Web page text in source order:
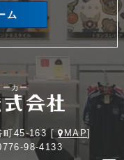
ム
ーカー
町45-163 [ MAP
98-4133